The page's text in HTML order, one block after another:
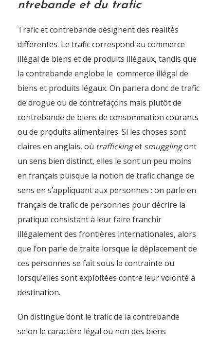
ntrebande et du trafic
Trafic et contrebande désignent des réalités
différentes. Le trafic correspond au commerce
illégal de biens et de produits illégaux, tandis que
la contrebande englobe le commerce illégal de
biens et produits légaux. On parlera donc de trafic
de drogue ou de contrefaçons mais plutôt de
contrebande de biens de consommation courants
ou de produits alimentaires. Si les choses sont
claires en anglais, où traffickinget smugglingont
un sens bien distinct, elles le sont un peu moins
en français puisque la notion de trafic change de
sens en s’appliquant aux personnes : on parle en
français de trafic de personnes pour décrire la
pratique consistant à leur faire franchir
illégalement des frontières internationales, alors
que l’on parle de traite lorsque le déplacement de
ces personnes se fait sous la contrainte ou
lorsqu’elles sont exploitées contre leur volonté à
destination.
On distingue dont le trafic de la contrebande
selon le caractère légal ou non des biens